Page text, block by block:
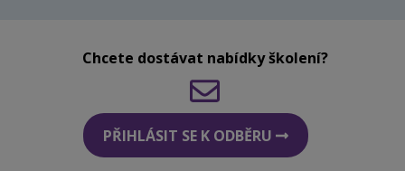
Chcete dostávat nabídky školení?
PŘIHLÁSIT SE K ODBĚRU